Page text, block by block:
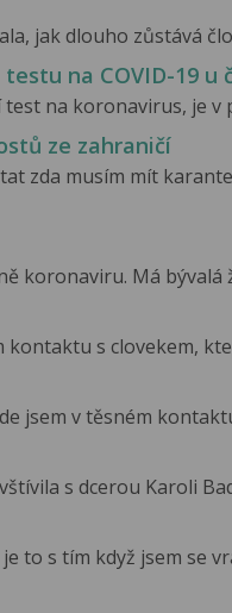
jak dlouho zůstává
na COVID-19 u
na koronavirus, je v
ze zahraničí
zda musím mít
koronaviru. Má bývalá
s clovekem,
jsem v těsném
s dcerou Karoli
to s tím když jsem se